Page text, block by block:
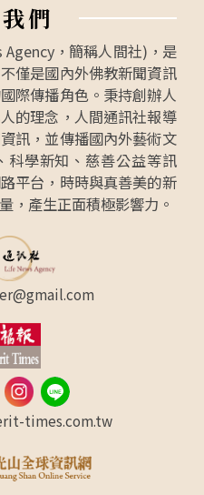
我們
，簡稱人間社)，是
僅是國內外佛教新聞資訊
際傳播角色。秉持創辦人
的理念，人間通訊社報導
訊，並傳播國內外藝術文
科學新知、慈善公益等訊
平台，時時與真善美的新
，產生正面積極影響力。
times.com.tw